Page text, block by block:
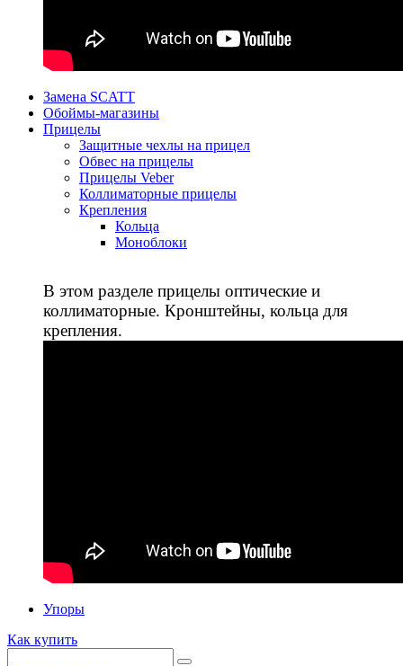
Замена SCATT
Обоймы-магазины
Прицелы
Защитные чехлы на прицел
Обвес на прицелы
Прицелы Veber
Коллиматорные прицелы
Крепления
Кольца
Моноблоки
В этом разделе прицелы оптические и
коллиматорные. Кронштейны, кольца для
крепления.
Упоры
Как купить